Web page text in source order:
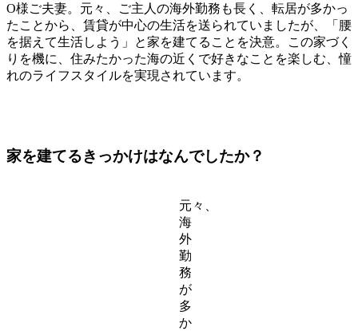
O様ご夫妻。元々、ご主人の海外勤務も長く、転居が多かっ
たことから、賃貸が中心の生活を送られていましたが、「腰
を据えて生活しよう」と家を建てることを決意。この家づく
りを機に、住みたかった海の近くで好きなことを楽しむ、憧
れのライフスタイルを実現されています。
家を建てるきっかけはなんでしたか？
元々、
海
外
勤
務
が
多
か